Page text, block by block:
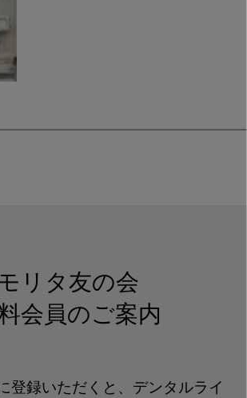
リタ友の会
会員のご案内
登録いただくと、デンタルライ